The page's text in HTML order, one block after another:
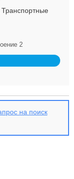
2
на поиск